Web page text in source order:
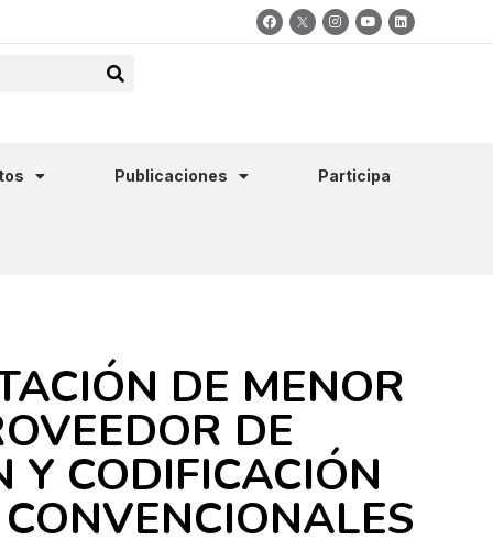
Publicaciones Participa
DE MENOR
DE
Y CODIFICACIÓN